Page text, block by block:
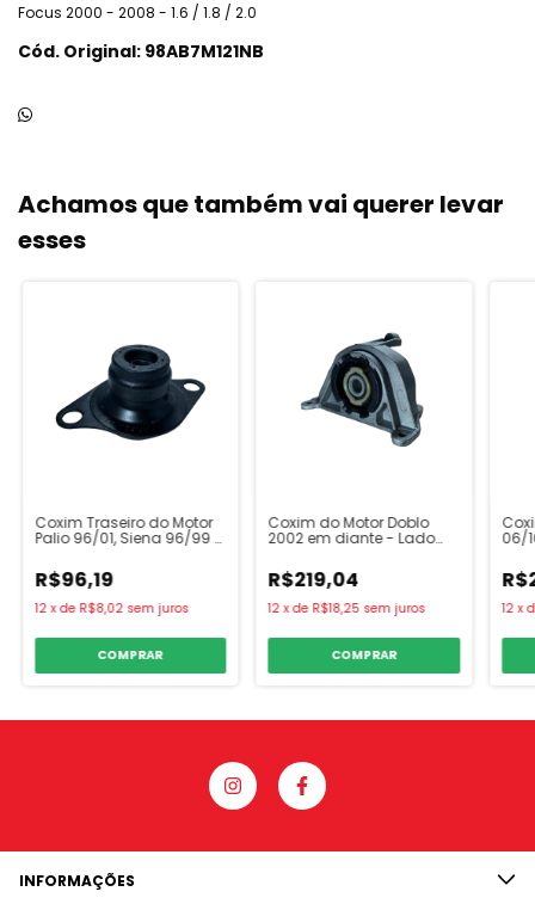
Focus 2000 - 2008 - 1.6 / 1.8 / 2.0
Cód. Original: 98AB7M121NB
Achamos que também vai querer levar
esses
Coxim Traseiro do Motor
Palio 96/01, Siena 96/99 e
R$96,19
12 xde R$8,02 sem juros
COMPRAR
Coxim do Motor Doblo
2002 em diante - Lado
R$219,04
12 xde R$18,25 sem juros
COMPRAR
06/
12 x
INFORMAÇÕES